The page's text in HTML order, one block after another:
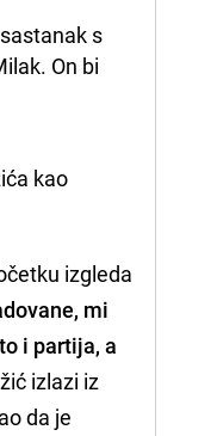
s
On bi
kao
izgleda
mi
i partija, a
izlazi iz
da je